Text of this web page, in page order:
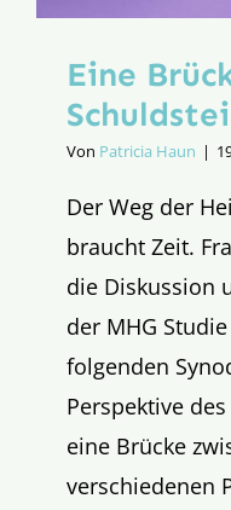
Eine
Von Patricia Haun |
Der Weg der
braucht Zeit.
die Diskussion
der MHG
folgenden
Perspektive
eine Brücke
verschiedenen